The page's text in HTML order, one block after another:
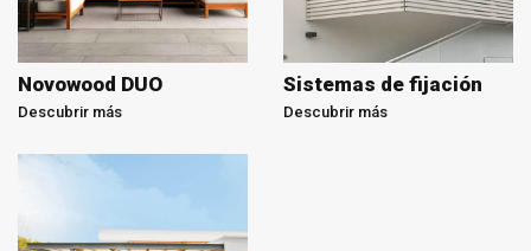
Novowood DUO
Descubrir más
Sistemas de fijación
Descubrir más